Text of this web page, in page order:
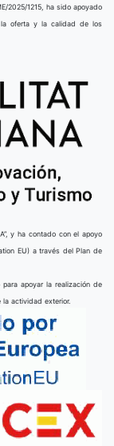
2025/1215, ha sido apoyado
oferta y la calidad de los
y ha contado con el apoyo
EU) a través del Plan de
apoyar la realización de
actividad exterior.